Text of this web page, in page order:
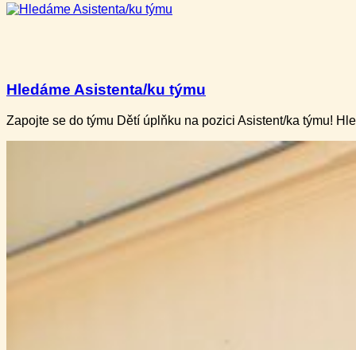
Hledáme Asistenta/ku týmu
Zapojte se do týmu Dětí úplňku na pozici Asistent/ka týmu!